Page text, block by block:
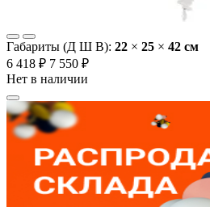
Габариты (Д Ш В): 22 × 25 × 42 cм
6 418 ₽ 7 550 ₽
Нет в наличии